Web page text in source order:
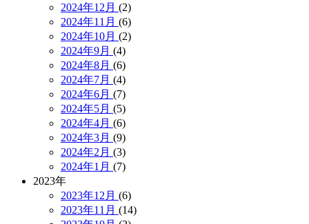
2024年12月 (2)
2024年11月 (6)
2024年10月 (2)
2024年9月 (4)
2024年8月 (6)
2024年7月 (4)
2024年6月 (7)
2024年5月 (5)
2024年4月 (6)
2024年3月 (9)
2024年2月 (3)
2024年1月 (7)
2023年
2023年12月 (6)
2023年11月 (14)